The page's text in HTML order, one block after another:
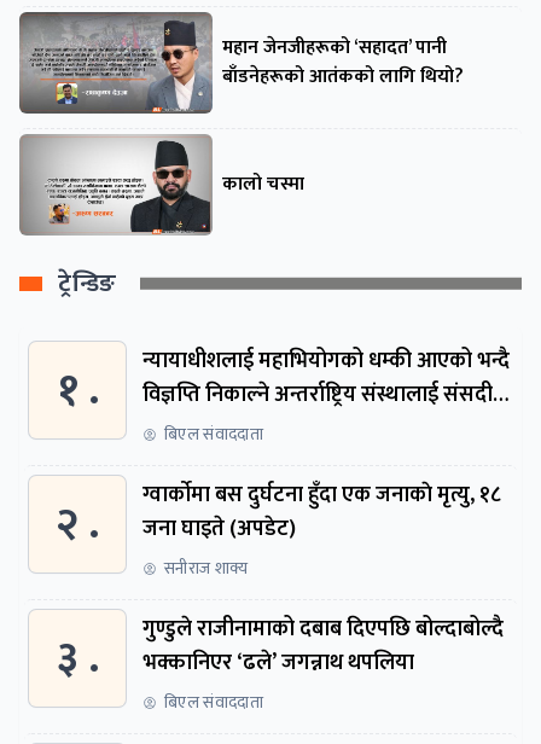
महान जेनजीहरूको ‘सहादत’ पानी
बाँडनेहरूको आतंकको लागि थियो?
कालो चस्मा
ट्रेन्डिङ
१ .
न्यायाधीशलाई महाभियोगको धम्की आएको भन्दै
विज्ञप्ति निकाल्ने अन्तर्राष्ट्रिय संस्थालाई संसदीय
समितिमा बोलाइयो
बिएल संवाददाता
२ .
ग्वार्काेमा बस दुर्घटना हुँदा एक जनाकाे मृत्यु, १८
जना घाइते (अपडेट)
सनीराज शाक्य
३ .
गुण्डुले राजीनामाको दबाब दिएपछि बोल्दाबोल्दै
भक्कानिएर ‘ढले’ जगन्नाथ थपलिया
बिएल संवाददाता